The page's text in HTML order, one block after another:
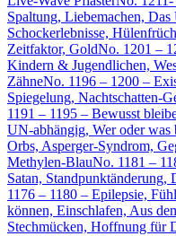
Spaltung, Liebemachen,
Schockerlebnisse,
Zeitfaktor, GoldNo. 1201 –
Kindern & Jugendlichen,
ZähneNo. 1196 – 1200 –
Spiegelung, Nachtschatten-
1191 – 1195 – Bewusst
UN-abhängig, Wer oder was
Orbs, Asperger-Syndrom,
Methylen-BlauNo. 1181 –
Satan, Standpunktänderung,
1176 – 1180 – Epilepsie,
können, Einschlafen, Aus
Stechmücken, Hoffnung für